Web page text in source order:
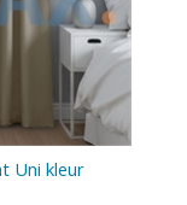
Uni kleur